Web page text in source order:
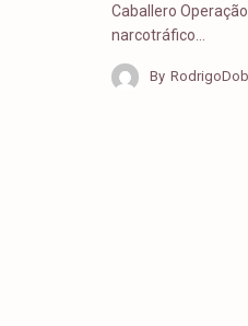
Caballero
narcotráfico…
By